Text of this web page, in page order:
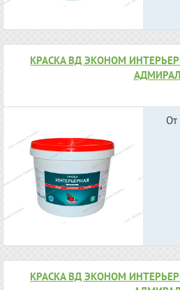
КРАСКА ВД ЭКОНОМ
АДМИРАЛ
От
КРАСКА ВД ЭКОНОМ